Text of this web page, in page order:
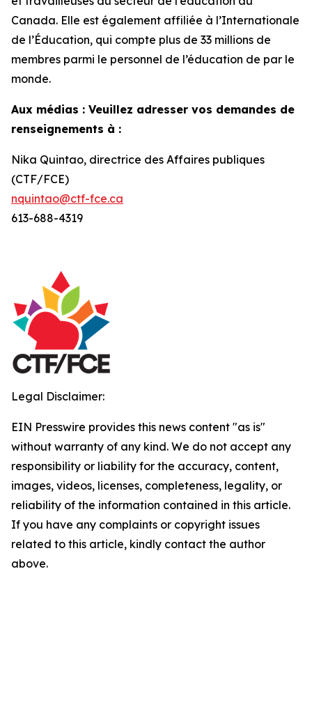
Canada. Elle est également affiliée à l’Internationale
de l’Éducation, qui compte plus de 33 millions de
membres parmi le personnel de l’éducation de par le
monde.
Aux médias : Veuillez adresser vos demandes de
renseignements à :
Nika Quintao, directrice des Affaires publiques
(CTF/FCE)
nquintao@ctf-fce.ca
613-688-4319
Legal Disclaimer:
EIN Presswire provides this news content "as is"
without warranty of any kind. We do not accept any
responsibility or liability for the accuracy, content,
images, videos, licenses, completeness, legality, or
reliability of the information contained in this article.
If you have any complaints or copyright issues
related to this article, kindly contact the author
above.